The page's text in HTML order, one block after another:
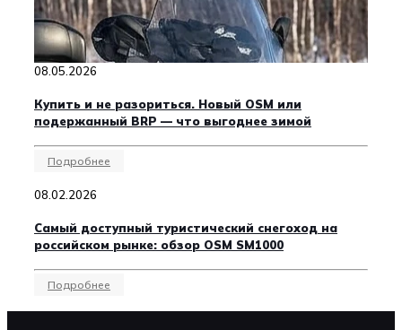
08.05.2026
Купить и не разориться. Новый OSM или
подержанный BRP — что выгоднее зимой
Подробнее
08.02.2026
Самый доступный туристический снегоход на
российском рынке: обзор OSM SM1000
Подробнее